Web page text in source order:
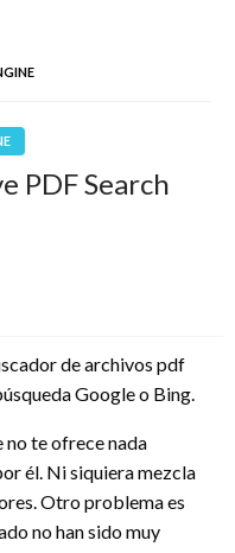
PDF Search
de archivos pdf
Google o Bing.
no te ofrece nada
él. Ni siquiera mezcla
Otro problema es
no han sido muy